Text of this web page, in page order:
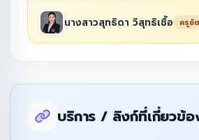
นางสาวสุทธิดา วิสุทธิเชื้อ ครูอั
บริการ / ลิงก์ที่เกี่ยวข้อ